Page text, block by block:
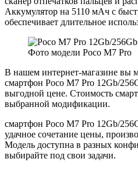
Аккумулятор на 5110 мАч с
обеспечивает длительное
Фото модели Poco M7 Pro
В нашем интернет-магазине вы
смартфон Poco M7 Pro 12Gb/
выгодной цене. Стоимость
выбранной модификации.
смартфон Poco M7 Pro 12Gb/
удачное сочетание цены,
Модель доступна в разных
выбирайте под свои задачи.